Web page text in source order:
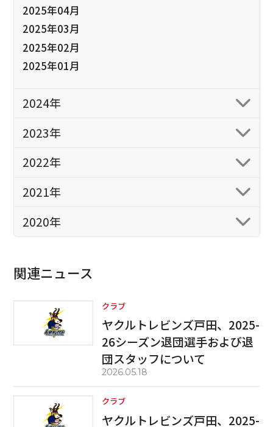
2025年04月
2025年03月
2025年02月
2025年01月
2024年
2023年
2022年
2021年
2020年
関連ニュース
クラブ
ヤクルトレビンズ戸田、2025-
26シーズン退団選手および退
団スタッフについて
2026.05.18
クラブ
ヤクルトレビンズ戸田、2025-